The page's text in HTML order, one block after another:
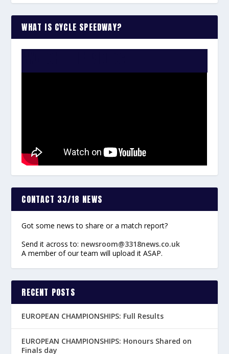
WHAT IS CYCLE SPEEDWAY?
CONTACT 33/18 NEWS
Got some news to share or a match report?
Send it across to: newsroom@3318news.co.uk
A member of our team will upload it ASAP.
RECENT POSTS
EUROPEAN CHAMPIONSHIPS: Full Results
EUROPEAN CHAMPIONSHIPS: Honours Shared on
Finals day